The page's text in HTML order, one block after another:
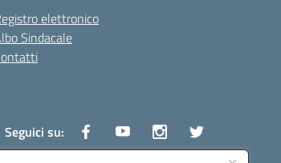
elettronico
Sindacale
Seguici su: